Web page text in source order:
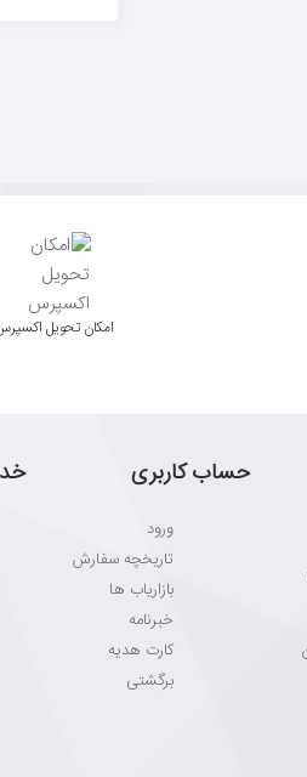
اﻣﮑﺎن ﺗﺤﻮﯾﻞ
حساب کاربری
ورود
تاریخچه سفارش
بازاریاب ها
خبرنامه
کارت هدیه
برگشتی